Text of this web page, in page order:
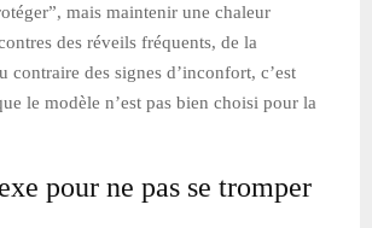
mais maintenir une chaleur
des réveils fréquents, de la
contraire des signes d’inconfort, c’est
le modèle n’est pas bien choisi pour la
pour ne pas se tromper